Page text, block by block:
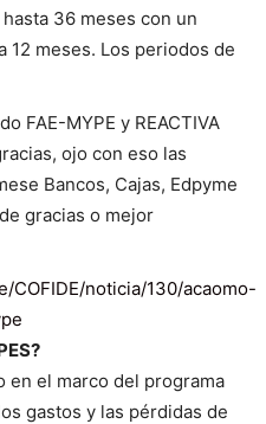
36 meses con un
12 meses. Los periodos de
FAE-MYPE y REACTIVA
ojo con eso las
Bancos, Cajas, Edpyme
gracias o mejor
COFIDE/noticia/130/acaomo-
en el marco del programa
gastos y las pérdidas de